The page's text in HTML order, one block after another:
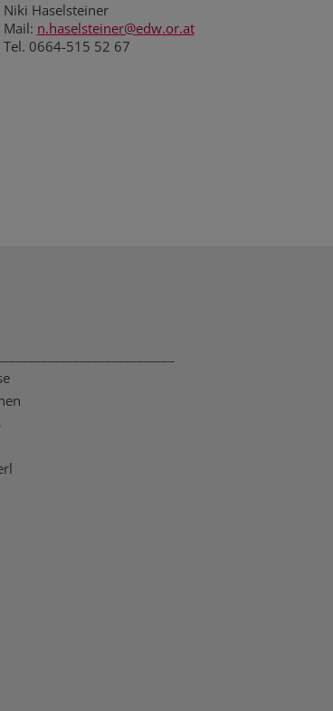
Niki Haselsteiner
Mail: n.haselsteiner@edw.or.at
Tel. 0664-515 52 67